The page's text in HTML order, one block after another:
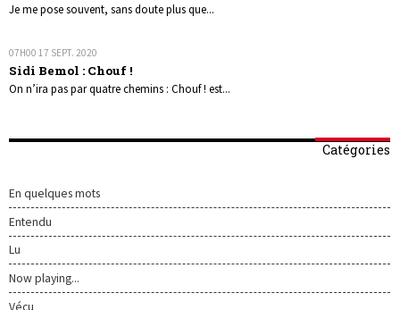
Je me pose souvent, sans doute plus que...
07H00 17 SEPT. 2020
Sidi Bemol : Chouf !
On n’ira pas par quatre chemins : Chouf ! est...
Catégories
En quelques mots
Entendu
Lu
Now playing...
Vécu